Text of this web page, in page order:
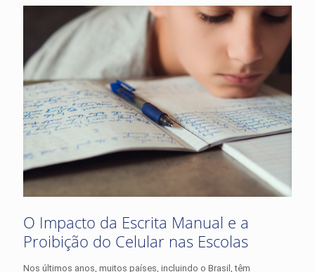
O Impacto da Escrita Manual e a
Proibição do Celular nas Escolas
Nos últimos anos, muitos países, incluindo o Brasil, têm